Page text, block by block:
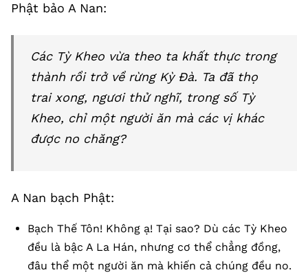
Phật bảo A Nan:
Các Tỳ Kheo vừa theo ta khất thực trong
thành rồi trở về rừng Kỳ Đà. Ta đã thọ
trai xong, ngươi thử nghĩ, trong số Tỳ
Kheo, chỉ một người ăn mà các vị khác
được no chăng?
A Nan bạch Phật:
Bạch Thế Tôn! Không ạ! Tại sao? Dù các Tỳ Kheo
đều là bậc A La Hán, nhưng cơ thể chẳng đồng,
đâu thể một người ăn mà khiến cả chúng đều no.